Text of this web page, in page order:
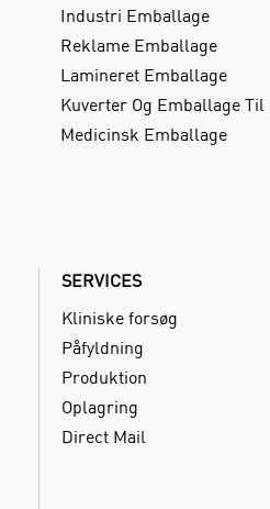
Industri Emballage
Reklame Emballage
Lamineret Emballage
Kuverter Og Emballage
Medicinsk Emballage
SERVICES
Kliniske forsøg
Påfyldning
Produktion
Oplagring
Direct Mail